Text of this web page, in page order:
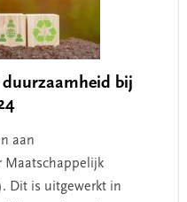
bij
aan
Maatschappelijk
Dit is uitgewerkt in